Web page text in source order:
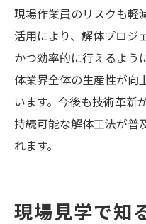
現場作業員のリスクも軽
活用により、解体プロジ
かつ効率的に行えるよう
体業界全体の生産性が向
います。今後も技術革新
持続可能な解体工法が普
れます。
現場見学で知